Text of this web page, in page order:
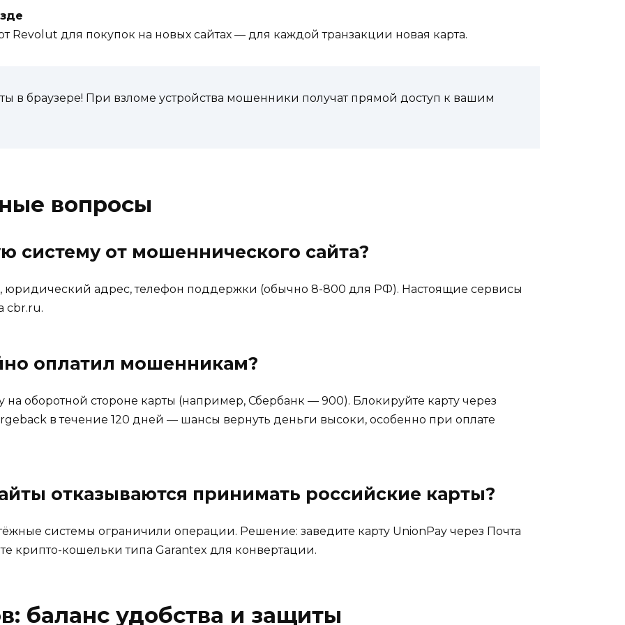
Revolut для покупок на новых сайтах — для каждой транзакции новая карта.
в браузере! При взломе устройства мошенники получат прямой доступ к вашим
вопросы
систему от мошеннического сайта?
адрес, телефон поддержки (обычно 8-800 для РФ). Настоящие сервисы
cbr.ru.
оплатил мошенникам?
оборотной стороне карты (например, Сбербанк — 900). Блокируйте карту через
в течение 120 дней — шансы вернуть деньги высоки, особенно при оплате
отказываются принимать российские карты?
системы ограничили операции. Решение: заведите карту UnionPay через Почта
крипто-кошельки типа Garantex для конвертации.
баланс удобства и защиты